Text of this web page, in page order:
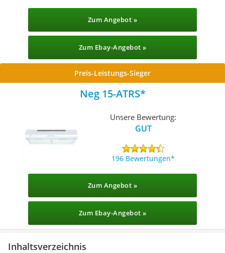
Zum Angebot »
Zum Ebay-Angebot »
Preis-Leistungs-Sieger
Neg 15-ATRS
Unsere Bewertung:
GUT
196 Bewertungen
Zum Angebot »
Zum Ebay-Angebot »
Inhaltsverzeichnis